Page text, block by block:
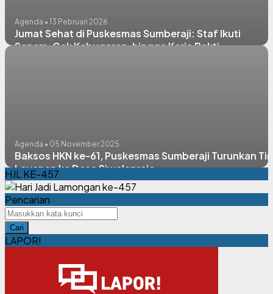
Agenda • 13 Pebruari 2026
Jumat Sehat di Puskesmas Sumberaji: Staf Ikuti
Senam, Cek Kebugaran, hingga Kerja Bakti
Agenda • 05 November 2025
Baksos HKN ke-61, Puskesmas Sumberaji Turunkan
Layanan ke Desa Siwalanrejo
HJL KE-457
Pencarian
Cari
LAPOR!